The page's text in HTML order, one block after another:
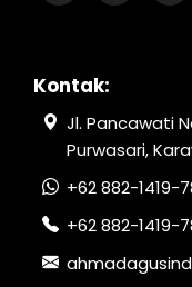
Kontak:
Jl. Pancawati
Purwasari,
+62 882-1419-
+62 882-1419-